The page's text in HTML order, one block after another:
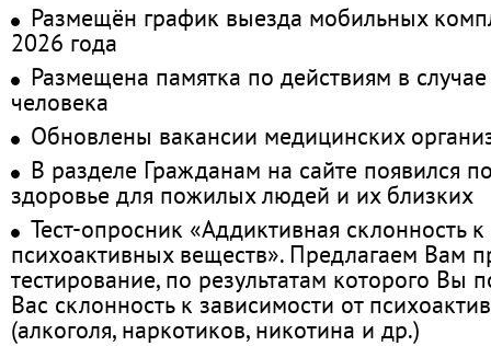
Размещён график выезда мобильных
2026 года
Размещена памятка по действиям в
человека
Обновлены вакансии медицинских
В разделе Гражданам на сайте появился
здоровье для пожилых людей и их близких
Тест-опросник «Аддиктивная склонность
психоактивных веществ». Предлагаем Вам
тестирование, по результатам которого Вы
Вас склонность к зависимости от
(алкоголя, наркотиков, никотина и др.)